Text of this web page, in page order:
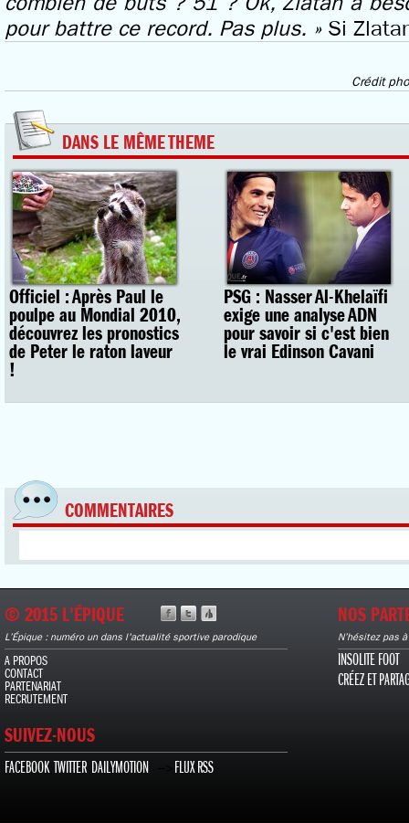
pour battre ce record. Pas plus. »Si
Crédit
DANS LE MÊME THEME
Officiel : Après Paul le
poulpe au Mondial 2010,
découvrez les pronostics
de Peter le raton laveur
!
PSG : Nasser Al-Khelaïfi
exige une analyse ADN
pour savoir si c'est bien
le vrai Edinson Cavani
COMMENTAIRES
© 2015 L'ÉPIQUE
L’Épique : numéro un dans l'actualité sportive parodique
A PROPOS
CONTACT
PARTENARIAT
RECRUTEMENT
SUIVEZ-NOUS
FACEBOOK TWITTER DAILYMOTION FLUX RSS
NOS
N’hésitez pas
INSOLITE FOOT
CRÉEZ ET